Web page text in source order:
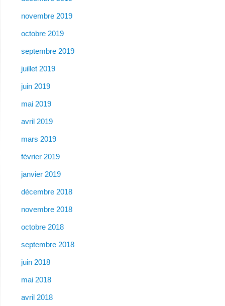
novembre 2019
octobre 2019
septembre 2019
juillet 2019
juin 2019
mai 2019
avril 2019
mars 2019
février 2019
janvier 2019
décembre 2018
novembre 2018
octobre 2018
septembre 2018
juin 2018
mai 2018
avril 2018